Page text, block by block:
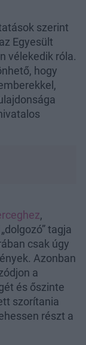
szerint
Egyesült
vélekedik róla.
hogy
,
tagja
csak úgy
Azonban
a
és őszinte
szorítania
részt a